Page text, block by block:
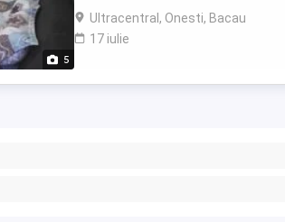
5
un spatiu generos de aproximativ ...
Ultracentral, Onesti, Bacau
17 iulie